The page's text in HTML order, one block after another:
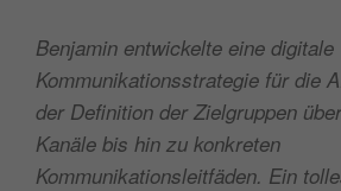
Benjamin entwickelte eine digitale
Kommunikationsstrategie für die
der Definition der Zielgruppen
Kanäle bis hin zu konkreten
Kommunikationsleitfäden. Ein